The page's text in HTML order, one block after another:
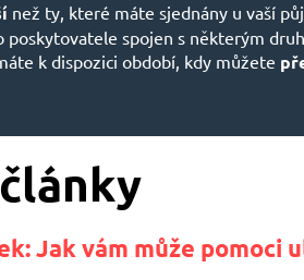
než ty, které máte sjednány u vaší
spojen s některým
k dispozici období, kdy můžete
Jak vám může pomoci